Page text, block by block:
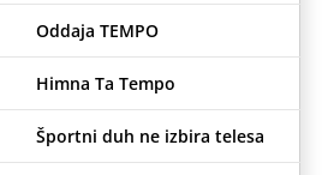
Oddaja TEMPO
Himna Ta Tempo
Športni duh ne izbira telesa